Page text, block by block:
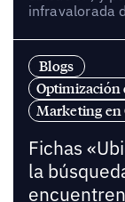
infravalorada
Blogs
Optimización
Marketing en
Fichas
la